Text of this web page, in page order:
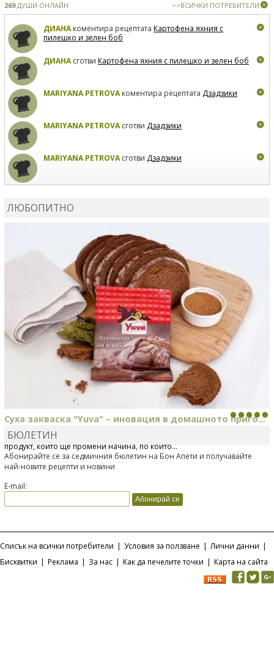
269ДУШИ ОНЛАЙН >>ВСИЧКИ ПОТРЕБИТЕЛИ
ДИАНАкоментира рецептата Картофена яхния с
пилешко и зелен боб
ДИАНАсготви Картофена яхния с пилешко и зелен боб
MARIYANA PETROVAкоментира рецептата Дзадзики
MARIYANA PETROVAсготви Дзадзики
MARIYANA PETROVAсготви Дзадзики
ЛЮБОПИТНО
Суха закваска "Yuva" – иновация в домашното приго...
Отскоро Лесафр България стартира предлагането на изцяло нов
продукт, който ще промени начина, по който...
БЮЛЕТИН
Абонирайте се за седмичния бюлетин на Бон Апети и получавайте
най-новите рецепти и новини
E-mail:
Списък на всички потребители | Условия за ползване | Лични данни |
Бисквитки | Реклама | За нас | Как да печелите точки | Карта на сайта